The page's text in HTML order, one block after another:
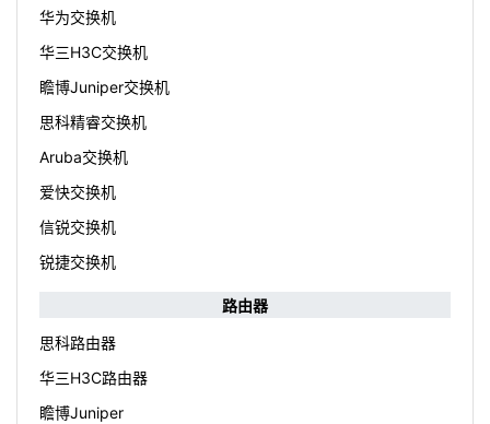
华为交换机
华三H3C交换机
瞻博Juniper交换机
思科精睿交换机
Aruba交换机
爱快交换机
信锐交换机
锐捷交换机
路由器
思科路由器
华三H3C路由器
瞻博Juniper